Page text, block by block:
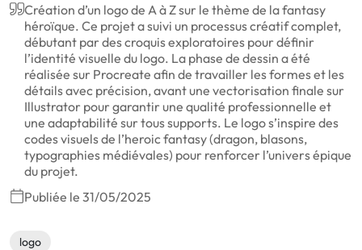
Création d’un logo de A à Z sur le thème de la fantasy
héroïque. Ce projet a suivi un processus créatif complet,
débutant par des croquis exploratoires pour définir
l’identité visuelle du logo. La phase de dessin a été
réalisée sur Procreate afin de travailler les formes et les
détails avec précision, avant une vectorisation finale sur
Illustrator pour garantir une qualité professionnelle et
une adaptabilité sur tous supports. Le logo s’inspire des
codes visuels de l’heroic fantasy (dragon, blasons,
typographies médiévales) pour renforcer l’univers épique
du projet.
Publiée le 31/05/2025
logo